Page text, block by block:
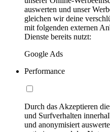
auswerten und unser
gleichen wir deine
mit folgenden externen
Dienste bereits nutzt:
Google Ads
Performance
Durch das Akzeptieren
und Surfverhalten
und anonymisiert